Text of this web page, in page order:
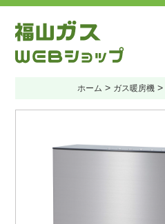
ホーム > ガス暖房機 >